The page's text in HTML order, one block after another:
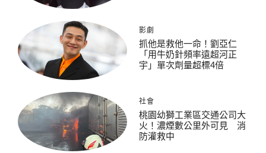
影劇
抓他是救他一命！劉亞仁
「用牛奶針頻率遠超河正
宇」單次劑量超標4倍
社會
桃園幼獅工業區交通公司大
火！濃煙數公里外可見 消
防灌救中